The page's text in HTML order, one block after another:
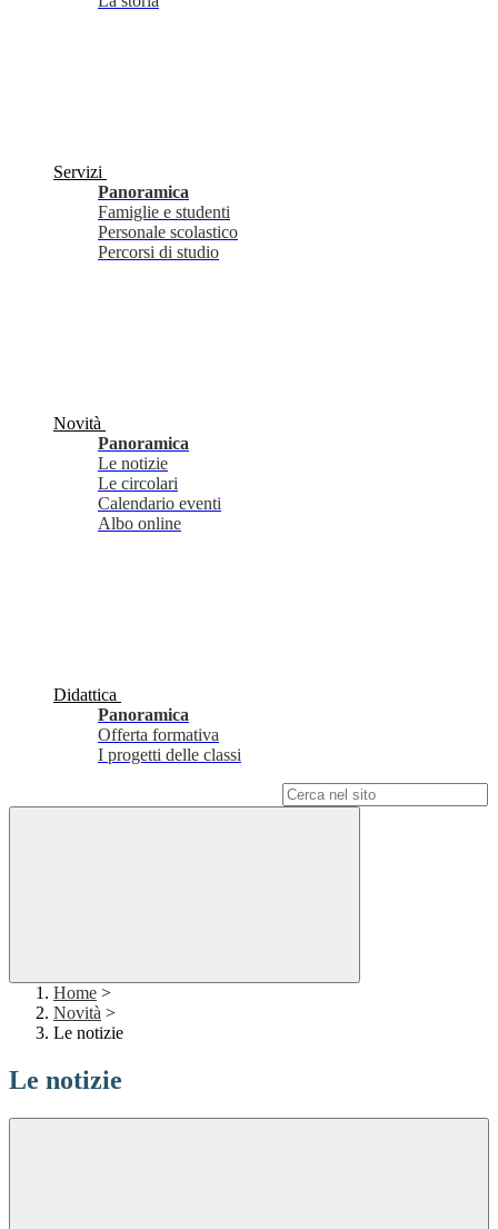
Servizi
Panoramica
Famiglie e studenti
Personale scolastico
Percorsi di studio
Novità
Panoramica
Le notizie
Le circolari
Calendario eventi
Albo online
Didattica
Panoramica
Offerta formativa
I progetti delle classi
Home >
Novità >
Le notizie
Le notizie